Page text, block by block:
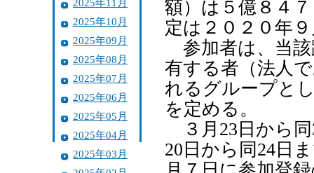
2025年11月
2025年10月
2025年09月
2025年08月
2025年07月
2025年06月
2025年05月
2025年04月
2025年03月
額）は５億８４
定は２０２０年
参加者は、当該
有する者（法人
れるグループと
を定める。
３月23日から同
20日から同24日